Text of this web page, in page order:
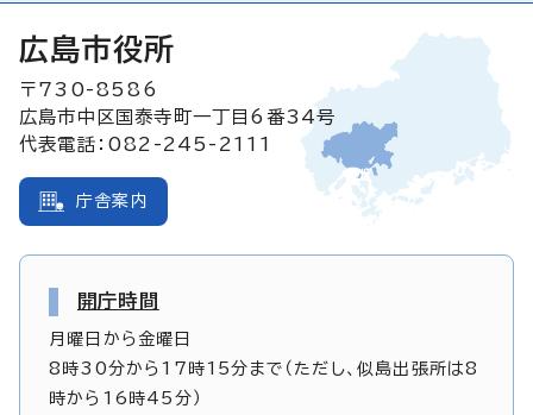
広島市役所
〒730-8586
広島市中区国泰寺町一丁目6番34号
代表電話：082-245-2111
庁舎案内
開庁時間
月曜日から金曜日
8時30分から17時15分まで（ただし、似島出張所は8
時から16時45分）